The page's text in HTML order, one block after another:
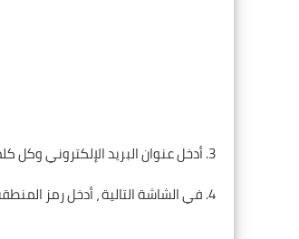
3. أدخل عنوان البريد الإلكتروني وكل كلمة مرور لإنشاء حساب TextNow كي تحصل على ارقام امريكية مجانية.
4. في الشاشة التالية ، أدخل رمز المنطقة لكل مدينة أمريكية (على سبيل المثال ، 773 لشيكاغو) وانقر فوق متابعة.